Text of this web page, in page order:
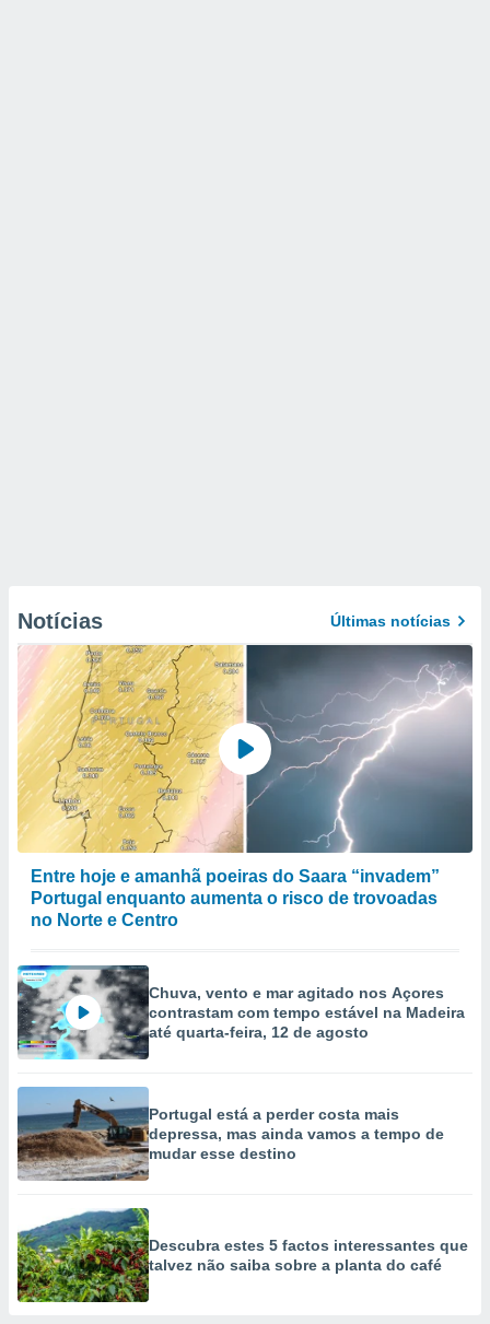
Notícias Últimas notícias
Entre hoje e amanhã poeiras do Saara “invadem”
Portugal enquanto aumenta o risco de trovoadas
no Norte e Centro
Chuva, vento e mar agitado nos Açores
contrastam com tempo estável na Madeira
até quarta-feira, 12 de agosto
Portugal está a perder costa mais
depressa, mas ainda vamos a tempo de
mudar esse destino
Descubra estes 5 factos interessantes que
talvez não saiba sobre a planta do café